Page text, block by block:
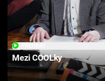
Mezi COOLky